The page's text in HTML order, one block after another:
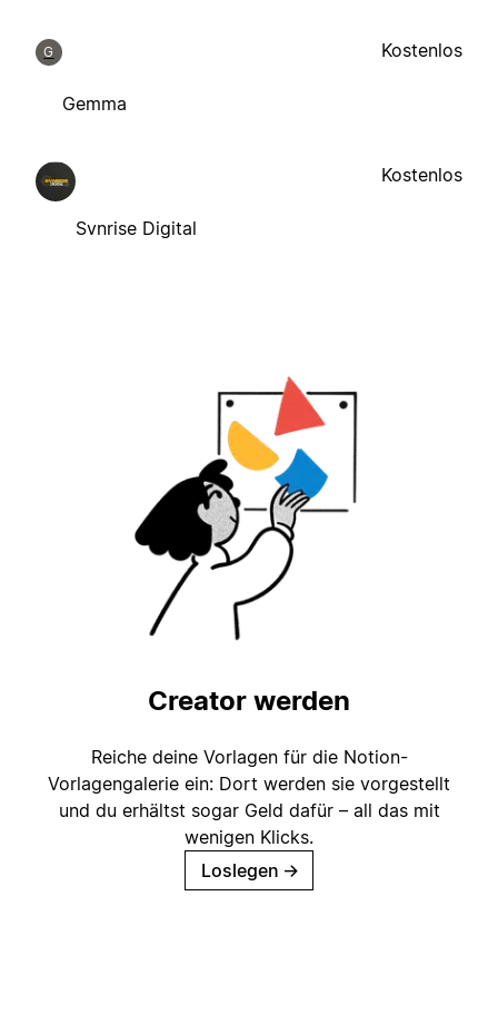
G
Gemma
Kostenlos
Svnrise Digital
Kostenlos
Creator werden
Reiche deine Vorlagen für die Notion-
Vorlagengalerie ein: Dort werden sie vorgestellt
und du erhältst sogar Geld dafür – all das mit
wenigen Klicks.
Loslegen →